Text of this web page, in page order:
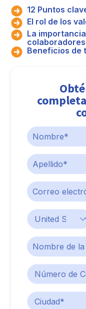
12 Puntos
El rol de los
La
colaboradores
Beneficios de